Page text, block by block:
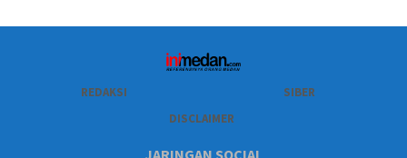
REDAKSI
SIBER
DISCLAIMER
JARINGAN SOCIAL